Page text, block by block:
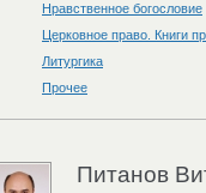
Нравственное богословие
Церковное право. Книги
Литургика
Прочее
Питанов